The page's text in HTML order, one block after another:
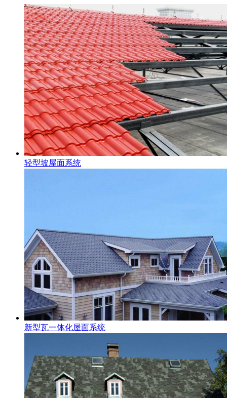
轻型坡屋面系统
新型瓦一体化屋面系统